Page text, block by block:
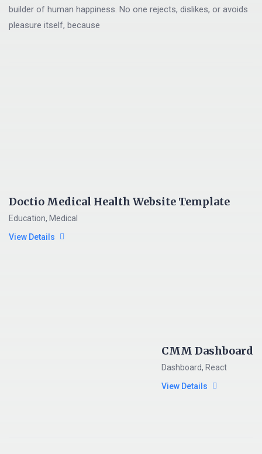
builder of human happiness. No one rejects, dislikes, or avoids
pleasure itself, because
Doctio Medical Health Website Template
Education, Medical
View Details
CMM Dashboard
Dashboard, React
View Details